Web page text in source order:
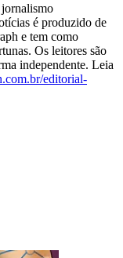
é produzido de
e tem como
Os leitores são
independente. Leia
editorial-